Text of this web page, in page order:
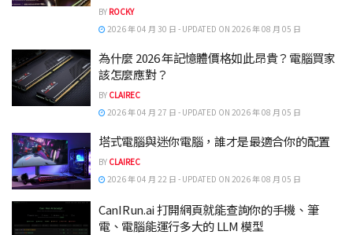
BY ROCKY
2026 年 04 月 30 日 - UPDATED ON 2026 年 08 月 05 日
為什麼 2026 年記憶體價格如此昂貴？電腦買家
該怎麼應對？
BY CLAIREC
2026 年 04 月 27 日 - UPDATED ON 2026 年 08 月 05 日
塔式電腦與迷你電腦，誰才是最適合你的配置
BY CLAIREC
2026 年 04 月 22 日 - UPDATED ON 2026 年 08 月 05 日
CanIRun.ai 打開網頁就能查詢你的手機、筆
電、電腦能運行多大的 LLM 模型